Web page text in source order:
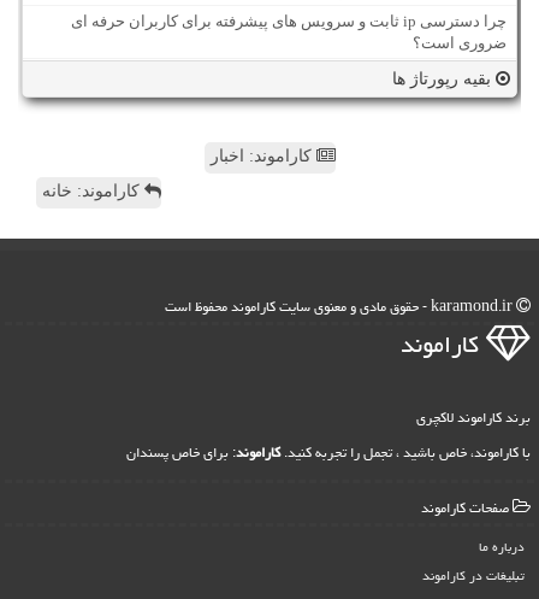
چرا دسترسی ip ثابت و سرویس های پیشرفته برای کاربران حرفه ای
ضروری است؟
بقیه رپورتاژ ها
کاراموند: اخبار
کاراموند: خانه
كاراموند
برند کاراموند لاکچری
با کاراموند، خاص باشید ، تجمل را تجربه کنید.کاراموند: برای خاص پسندان
صفحات كاراموند
درباره ما
تبلیغات در كاراموند